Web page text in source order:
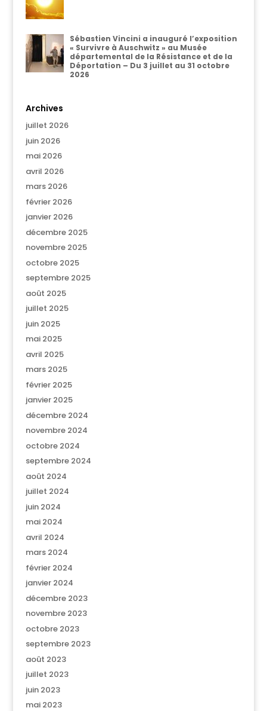
Sébastien Vincini a inauguré l’exposition
« Survivre à Auschwitz » au Musée
départemental de la Résistance et de la
Déportation – Du 3 juillet au 31 octobre
2026
Archives
juillet 2026
juin 2026
mai 2026
avril 2026
mars 2026
février 2026
janvier 2026
décembre 2025
novembre 2025
octobre 2025
septembre 2025
août 2025
juillet 2025
juin 2025
mai 2025
avril 2025
mars 2025
février 2025
janvier 2025
décembre 2024
novembre 2024
octobre 2024
septembre 2024
août 2024
juillet 2024
juin 2024
mai 2024
avril 2024
mars 2024
février 2024
janvier 2024
décembre 2023
novembre 2023
octobre 2023
septembre 2023
août 2023
juillet 2023
juin 2023
mai 2023